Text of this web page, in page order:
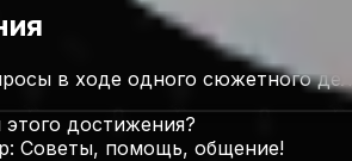
в ходе одного сюжетного дела
достижения?
Советы, помощь, общение!